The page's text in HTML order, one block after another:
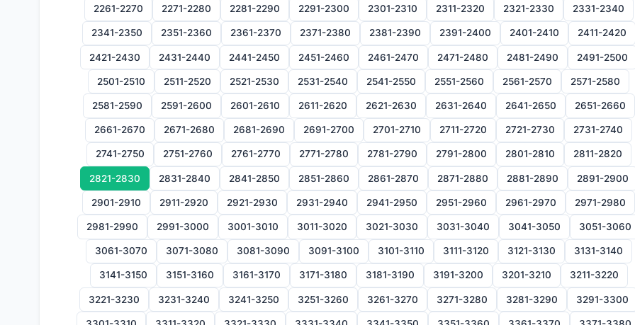
2261-2270 2271-2280 2281-2290 2291-2300 2301-2310 2311-2320 2321-2330 2331-2340
2341-2350 2351-2360 2361-2370 2371-2380 2381-2390 2391-2400 2401-2410 2411-2420
2421-2430 2431-2440 2441-2450 2451-2460 2461-2470 2471-2480 2481-2490 2491-2500
2501-2510 2511-2520 2521-2530 2531-2540 2541-2550 2551-2560 2561-2570 2571-2580
2581-2590 2591-2600 2601-2610 2611-2620 2621-2630 2631-2640 2641-2650 2651-2660
2661-2670 2671-2680 2681-2690 2691-2700 2701-2710 2711-2720 2721-2730 2731-2740
2741-2750 2751-2760 2761-2770 2771-2780 2781-2790 2791-2800 2801-2810 2811-2820
2821-2830 2831-2840 2841-2850 2851-2860 2861-2870 2871-2880 2881-2890 2891-2900
2901-2910 2911-2920 2921-2930 2931-2940 2941-2950 2951-2960 2961-2970 2971-2980
2981-2990 2991-3000 3001-3010 3011-3020 3021-3030 3031-3040 3041-3050 3051-3060
3061-3070 3071-3080 3081-3090 3091-3100 3101-3110 3111-3120 3121-3130 3131-3140
3141-3150 3151-3160 3161-3170 3171-3180 3181-3190 3191-3200 3201-3210 3211-3220
3221-3230 3231-3240 3241-3250 3251-3260 3261-3270 3271-3280 3281-3290 3291-3300